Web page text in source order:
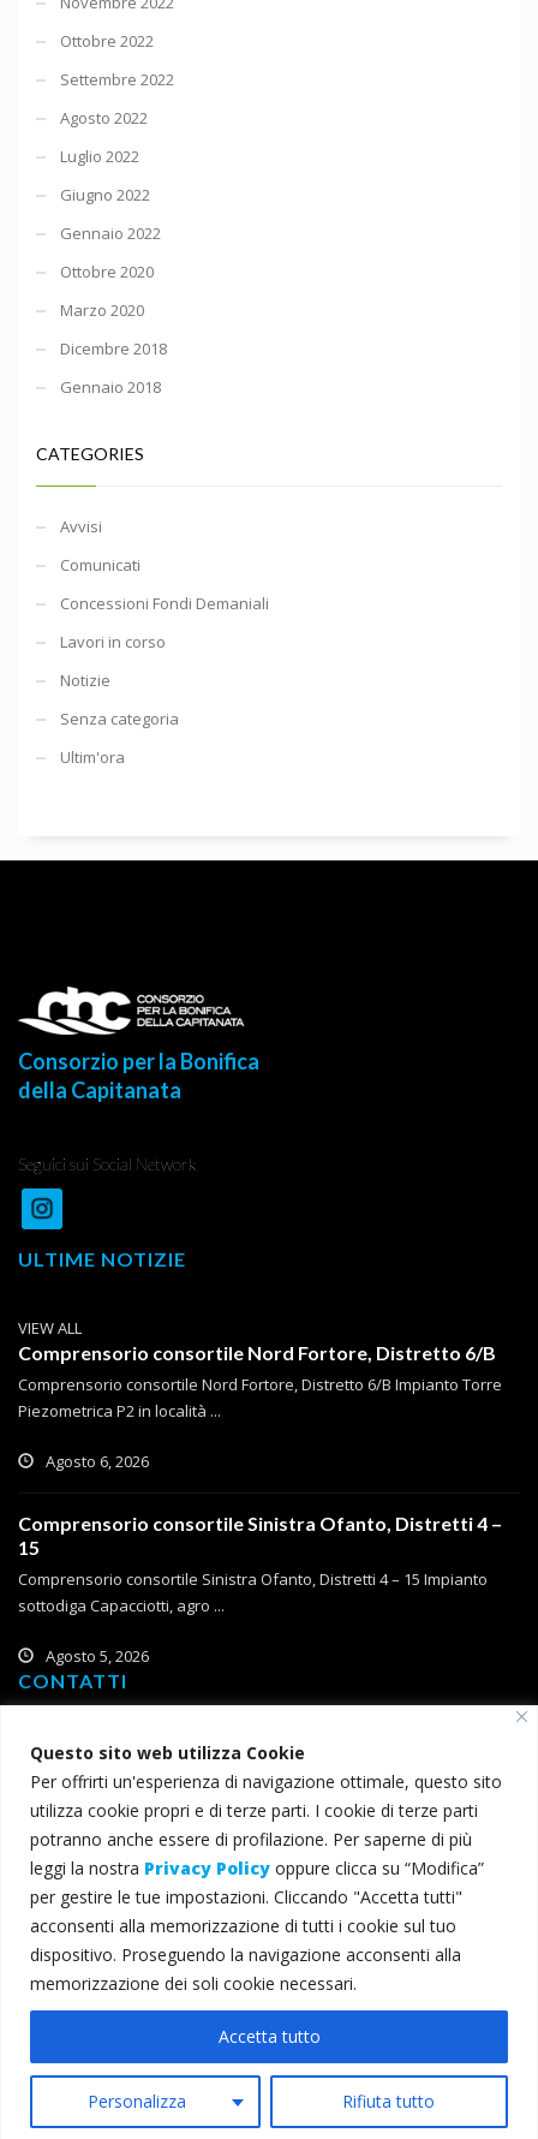
Questo sito web utilizza Cookie
Per offrirti un'esperienza di navigazione ottimale, questo sito
utilizza cookie propri e di terze parti. I cookie di terze parti
potranno anche essere di profilazione. Per saperne di più
leggi la nostra Privacy Policy oppure clicca su “Modifica”
per gestire le tue impostazioni. Cliccando "Accetta tutti"
acconsenti alla memorizzazione di tutti i cookie sul tuo
dispositivo. Proseguendo la navigazione acconsenti alla
memorizzazione dei soli cookie necessari.
Personalizza Rifiuta tutto
Accetta tutto
Ottobre 2022
Settembre 2022
Agosto 2022
Luglio 2022
Giugno 2022
Gennaio 2022
Ottobre 2020
Marzo 2020
Dicembre 2018
Gennaio 2018
CATEGORIES
Avvisi
Comunicati
Concessioni Fondi Demaniali
Lavori in corso
Notizie
Senza categoria
Ultim'ora
Consorzio per la Bonifica
della Capitanata
Seguici sui Social Network
ULTIME NOTIZIE
VIEW ALL
Comprensorio consortile Nord Fortore, Distretto 6/B
Comprensorio consortile Nord Fortore, Distretto 6/B Impianto Torre
Piezometrica P2 in località ...
Agosto 6, 2026
Comprensorio consortile Sinistra Ofanto, Distretti 4 –
15
Comprensorio consortile Sinistra Ofanto, Distretti 4 – 15 Impianto
sottodiga Capacciotti, agro ...
Agosto 5, 2026
CONTATTI
71121 Foggia
T (+39) 0881 785 111
F (+39) 0881 774 634
consorzio@bonificacapitanata.it
consorzio@pec.bonificacapitanata.it
© 2022 Consorzio per la Bonifica della Capitanata - Tutti i diritti
riservati - C.F. 00345000715 -Privacy e cookie
CreditiL&G Solution